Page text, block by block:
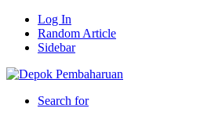
Log In
Random Article
Sidebar
Search for